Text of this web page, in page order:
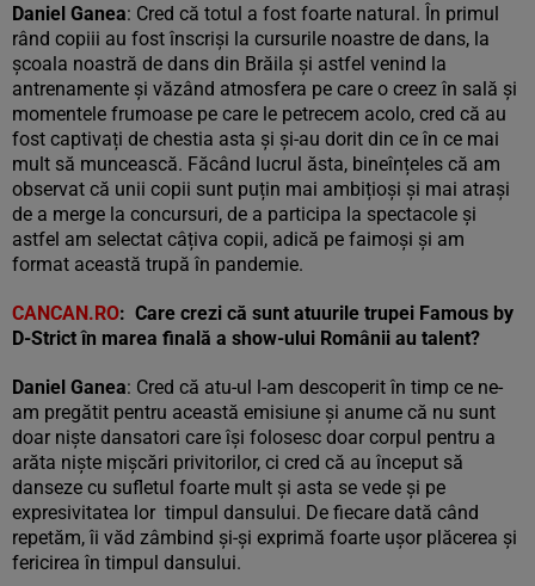
Daniel Ganea: Cred că totul a fost foarte natural. În primul
rând copiii au fost înscriși la cursurile noastre de dans, la
școala noastră de dans din Brăila și astfel venind la
antrenamente și văzând atmosfera pe care o creez în sală și
momentele frumoase pe care le petrecem acolo, cred că au
fost captivați de chestia asta și și-au dorit din ce în ce mai
mult să muncească. Făcând lucrul ăsta, bineînțeles că am
observat că unii copii sunt puțin mai ambițioși și mai atrași
de a merge la concursuri, de a participa la spectacole și
astfel am selectat câțiva copii, adică pe faimoși și am
format această trupă în pandemie.
CANCAN.RO: Care crezi că sunt atuurile trupei Famous by
D-Strict în marea finală a show-ului Românii au talent?
Daniel Ganea: Cred că atu-ul l-am descoperit în timp ce ne-
am pregătit pentru această emisiune și anume că nu sunt
doar niște dansatori care își folosesc doar corpul pentru a
arăta niște mișcări privitorilor, ci cred că au început să
danseze cu sufletul foarte mult și asta se vede și pe
expresivitatea lor timpul dansului. De fiecare dată când
repetăm, îi văd zâmbind și-și exprimă foarte ușor plăcerea și
fericirea în timpul dansului.